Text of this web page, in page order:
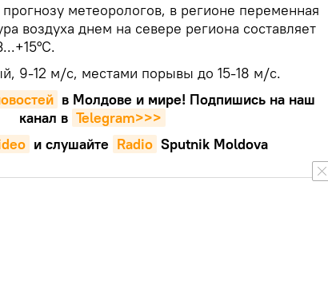
метеорологов, в регионе переменная
воздуха днем на севере региона составляет
9-12 м/с, местами порывы до 15-18 м/с.
в Молдове и мире! Подпишись на наш
канал в Telegram>>>
и слушайте Radio Sputnik Moldova